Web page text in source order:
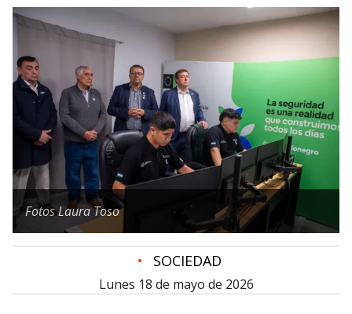
Fotos Laura Toso
• SOCIEDAD
lunes 18 de mayo de 2026